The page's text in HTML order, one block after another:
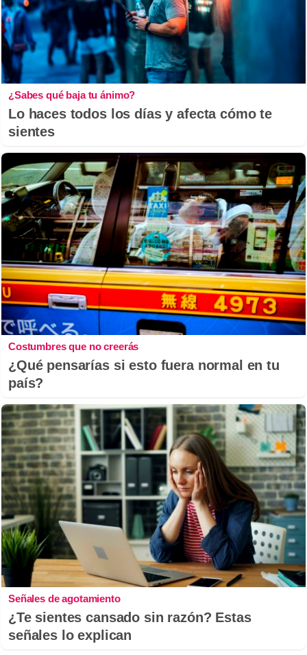
¿Sabes qué baja tu ánimo?
Lo haces todos los días y afecta cómo te
sientes
Costumbres que no creerás
¿Qué pensarías si esto fuera normal en tu
país?
Señales de agotamiento
¿Te sientes cansado sin razón? Estas
señales lo explican